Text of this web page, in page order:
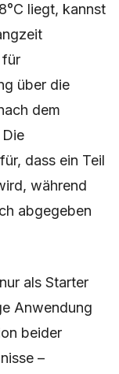
liegt, kannst
für
über die
dem
dass ein Teil
während
abgegeben
als Starter
Anwendung
beider
–